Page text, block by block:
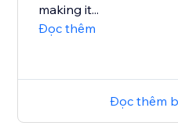
making it...
Đọc thêm
Đọc thêm